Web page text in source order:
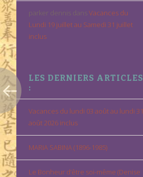
parker dennis dansVacances du
Lundi 19 juillet au Samedi 31 juillet
inclus
LES DERNIERS ARTICLES
:
Vacances du lundi 03 août au lundi 31
août 2026 inclus
MARIA SABINA (1896-1985)
Le Bonheur d’être soi-même (Denise